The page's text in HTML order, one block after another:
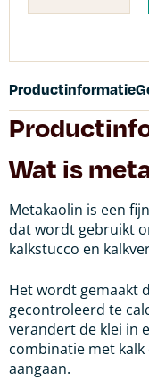
Productinformatie
Wat is
Metakaolin is een
dat wordt gebruikt
kalkstucco en
Het wordt gemaakt
gecontroleerd te
verandert de klei in
combinatie met
aangaan.